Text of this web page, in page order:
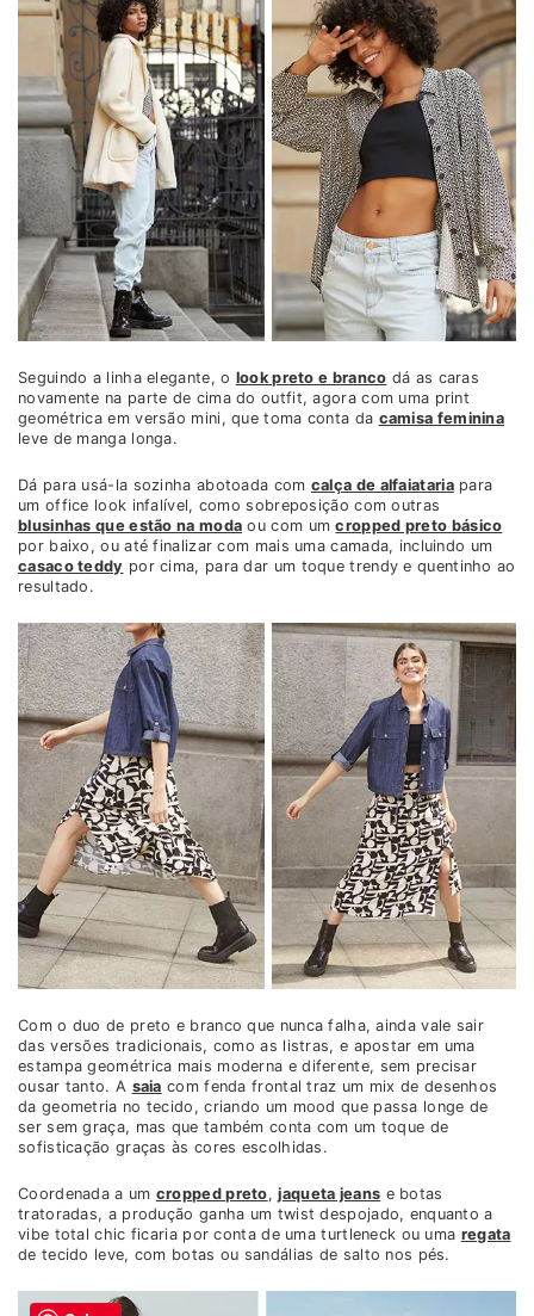
Seguindo a linha elegante, o look preto e branco dá as caras
novamente na parte de cima do outfit, agora com uma print
geométrica em versão mini, que toma conta da camisa feminina
leve de manga longa.
Dá para usá-la sozinha abotoada com calça de alfaiatariapara
um office look infalível, como sobreposição com outras
blusinhas que estão na moda ou com umcropped preto básico
por baixo, ou até finalizar com mais uma camada, incluindo um
casaco teddy por cima, para dar um toque trendy e quentinho ao
resultado.
Com o duo de preto e branco que nunca falha, ainda vale sair
das versões tradicionais, como as listras, e apostar em uma
estampa geométrica mais moderna e diferente, sem precisar
ousar tanto. A saia com fenda frontal traz um mix de desenhos
da geometria no tecido, criando um mood que passa longe de
ser sem graça, mas que também conta com um toque de
sofisticação graças às cores escolhidas.
Coordenada a um cropped preto,jaqueta jeans e botas
tratoradas, a produção ganha um twist despojado, enquanto a
vibe total chic ficaria por conta de uma turtleneck ou uma regata
de tecido leve, com botas ou sandálias de salto nos pés.